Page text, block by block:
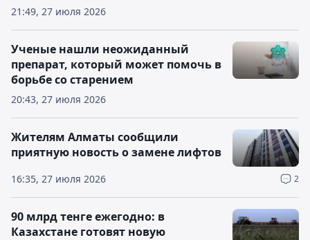
21:49, 27 июля 2026
20:43, 27 июля 2026
Ученые нашли неожиданный
препарат, который может помочь в
борьбе со старением
16:35, 27 июля 2026 2
Жителям Алматы сообщили
приятную новость о замене лифтов
90 млрд тенге ежегодно: в
Казахстане готовят новую